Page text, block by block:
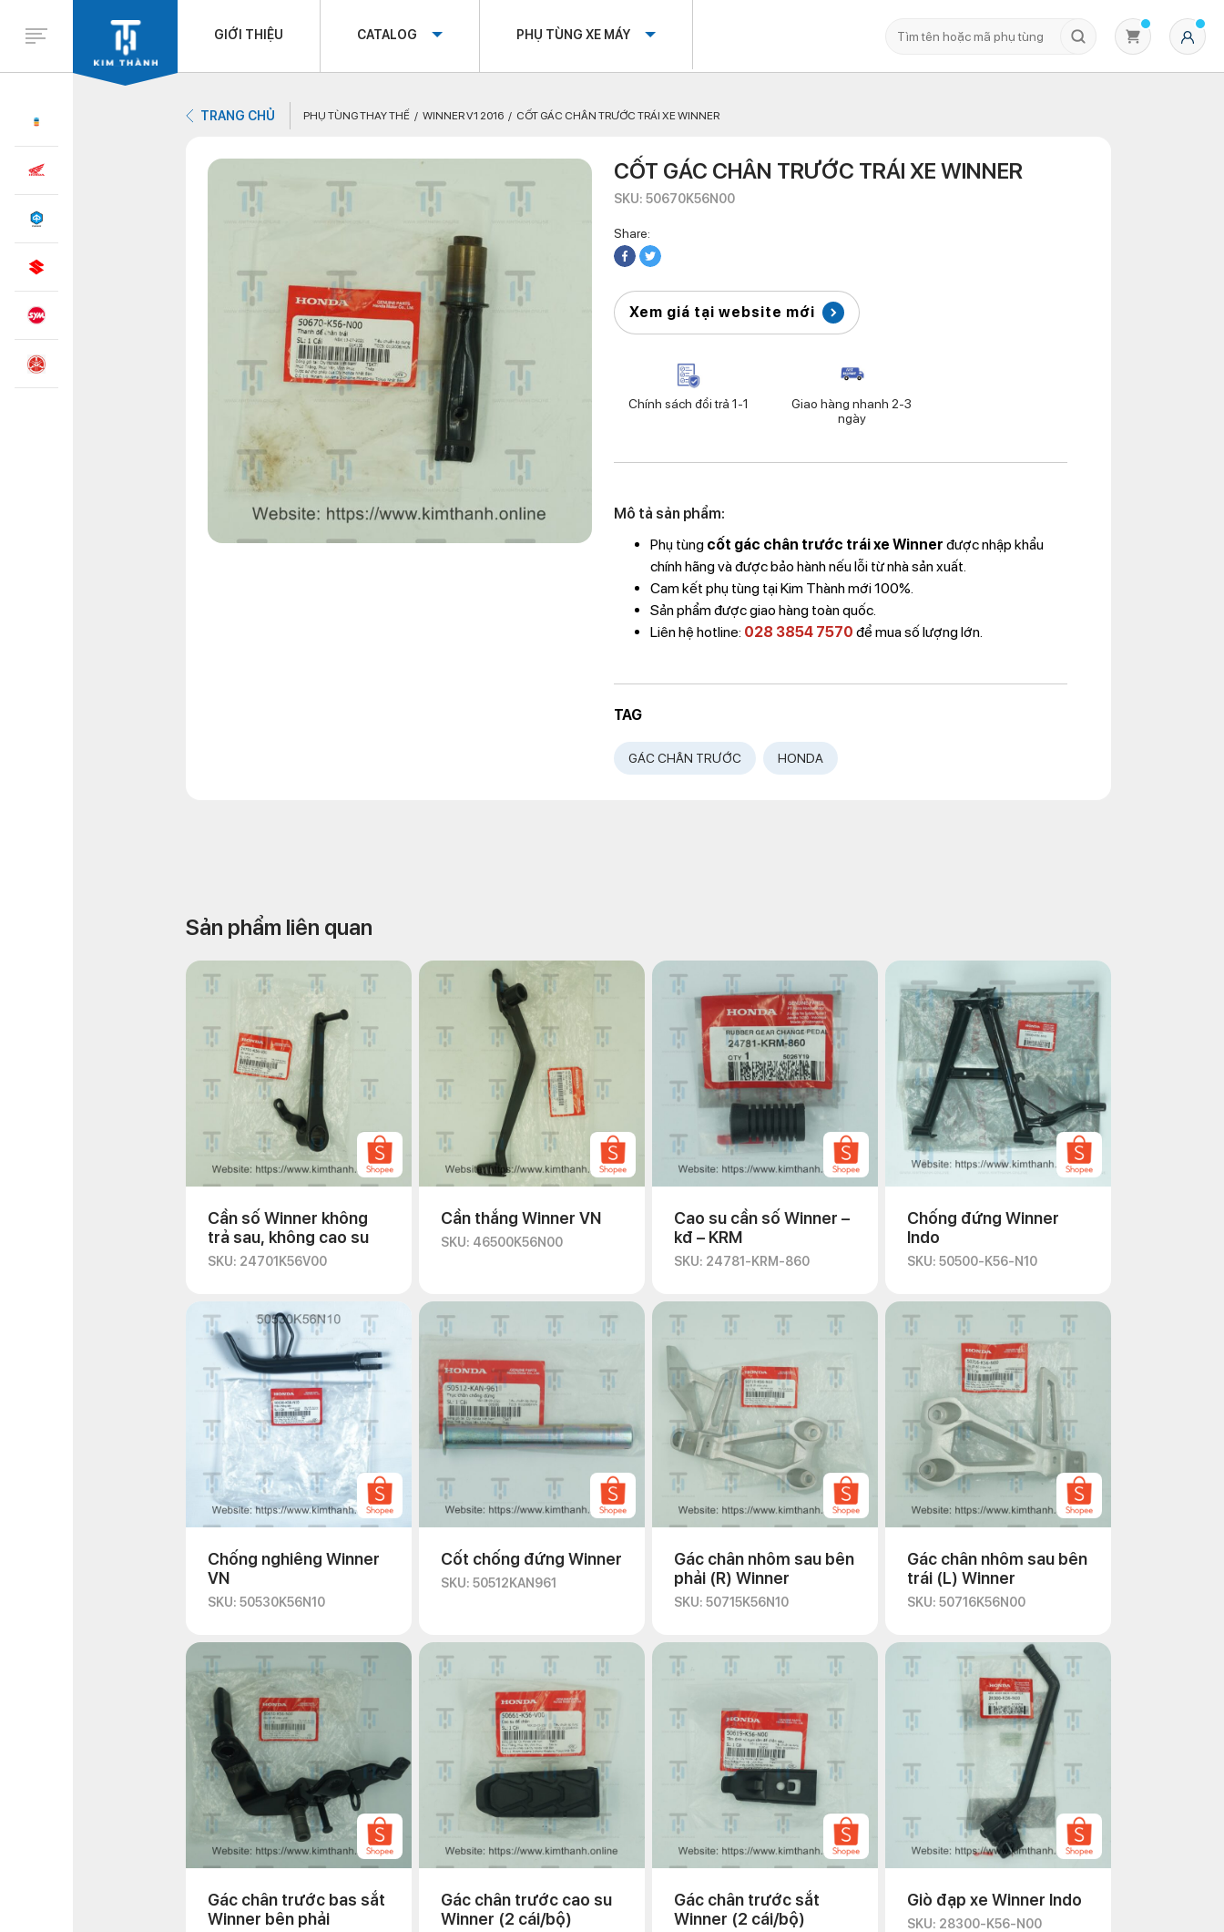
GIỚI THIỆU CATALOG PHỤ TÙNG XE MÁY
TRANG CHỦ PHỤ TÙNG THAY THẾ WINNER V1 2016 CỐT GÁC CHÂN TRƯỚC TRÁI XE WINNER
CỐT GÁC CHÂN TRƯỚC TRÁI XE WINNER
SKU: 50670K56N00
Share:
Xem giá tại website mới
Chính sách đổi trả 1-1
Giao hàng nhanh 2-3
ngày
Mô tả sản phẩm:
Phụ tùng cốt gác chân trước trái xe Winnerđược nhập khẩu
chính hãng và được bảo hành nếu lỗi từ nhà sản xuất.
Cam kết phụ tùng tại Kim Thành mới 100%.
Sản phẩm được giao hàng toàn quốc.
Liên hệ hotline: 028 3854 7570 để mua số lượng lớn.
TAG
GÁC CHÂN TRƯỚC HONDA
Sản phẩm liên quan
Cần số Winner không
trả sau, không cao su
SKU: 24701K56V00
Cần thắng Winner VN
SKU: 46500K56N00
Cao su cần số Winner –
kđ – KRM
SKU: 24781-KRM-860
Chống đứng Winner
Indo
SKU: 50500-K56-N10
Chống nghiêng Winner
VN
SKU: 50530K56N10
Cốt chống đứng Winner
SKU: 50512KAN961
Gác chân nhôm sau bên
phải (R) Winner
SKU: 50715K56N10
Gác chân nhôm sau bên
trái (L) Winner
SKU: 50716K56N00
Gác chân trước bas sắt
Winner bên phải
Gác chân trước cao su
Winner (2 cái/bộ)
Gác chân trước sắt
Winner (2 cái/bộ)
Giò đạp xe Winner Indo
SKU: 28300-K56-N00